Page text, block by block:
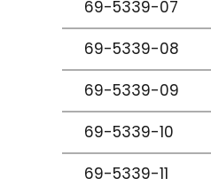
69-5339-07
69-5339-08
69-5339-09
69-5339-10
69-5339-11